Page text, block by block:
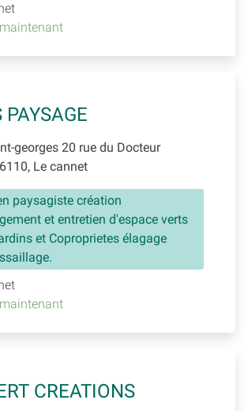
PAYSAGE
georges 20 rue du Docteur
Le cannet
paysagiste création
et entretien d'espace verts
et Coproprietes élagage
CREATIONS